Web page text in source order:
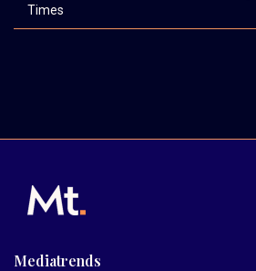
Times
Mediatrends